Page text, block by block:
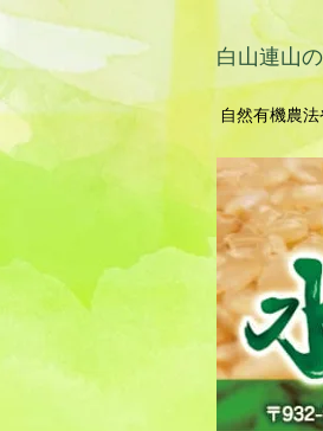
白山連山
自然有機農